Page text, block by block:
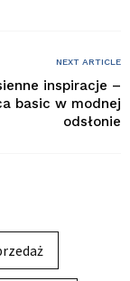
NEXT ARTICLE
inspiracje –
basic w modnej
odsłonie